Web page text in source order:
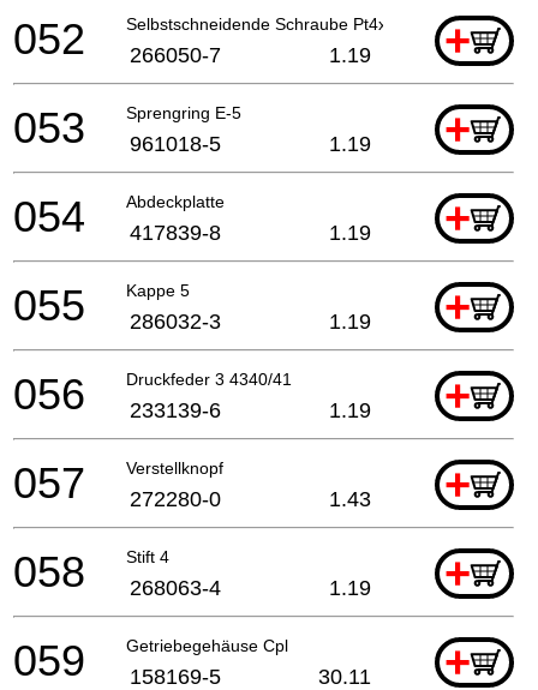
Selbstschneidende Schraube Pt4x30 +
052 266050-7 1.19
Sprengring E-5 +
053 961018-5 1.19
Abdeckplatte +
054 417839-8 1.19
Kappe 5 +
055 286032-3 1.19
Druckfeder 3 4340/41 +
056 233139-6 1.19
Verstellknopf +
057 272280-0 1.43
Stift 4 +
058 268063-4 1.19
Getriebegehäuse Cpl +
059 158169-5 30.11